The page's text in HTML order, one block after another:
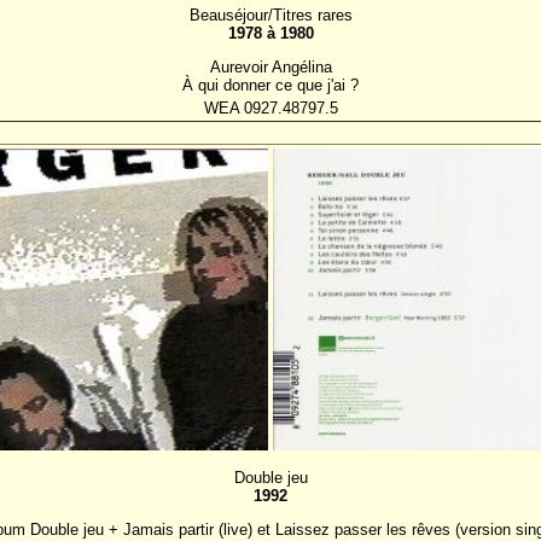
Beauséjour/Titres rares
1978 à 1980
Aurevoir Angélina
À qui donner ce que j'ai ?
WEA 0927.48797.5
Double jeu
1992
Double jeu + Jamais partir (live) et Laissez passer les rêves (version